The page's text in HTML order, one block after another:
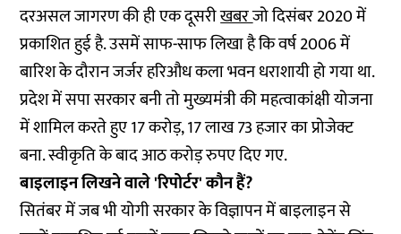
दरअसल जागरण की ही एक दूसरीखबरजो दिसंबर 2020 में
प्रकाशित हुई है. उसमें साफ-साफ लिखा है कि वर्ष 2006 में
बारिश के दौरान जर्जर हरिऔध कला भवन धराशायी हो गया था.
प्रदेश में सपा सरकार बनी तो मुख्यमंत्री की महत्वाकांक्षी योजना
में शामिल करते हुए 17 करोड़, 17 लाख 73 हजार का प्रोजेक्ट
बना. स्वीकृति के बाद आठ करोड़ रुपए दिए गए.
बाइलाइन लिखने वाले 'रिपोर्टर' कौन हैं?
सितंबर में जब भी योगी सरकार के विज्ञापन में बाइलाइन से